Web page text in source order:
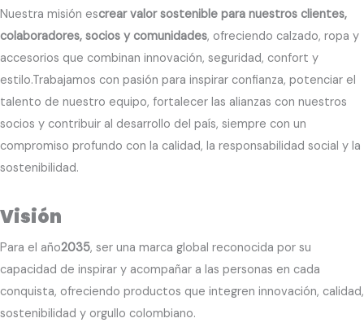
Nuestra misión escrear valor sostenible para nuestros clientes,
colaboradores, socios y comunidades, ofreciendo calzado, ropa y
accesorios que combinan innovación, seguridad, confort y
estilo.Trabajamos con pasión para inspirar confianza, potenciar el
talento de nuestro equipo, fortalecer las alianzas con nuestros
socios y contribuir al desarrollo del país, siempre con un
compromiso profundo con la calidad, la responsabilidad social y la
sostenibilidad.
Visión
Para el año2035, ser una marca global reconocida por su
capacidad de inspirar y acompañar a las personas en cada
conquista, ofreciendo productos que integren innovación, calidad,
sostenibilidad y orgullo colombiano.